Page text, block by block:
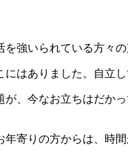
強いられている方々の
はありました。自立し
、今なお立ちはだか
寄りの方からは、時間